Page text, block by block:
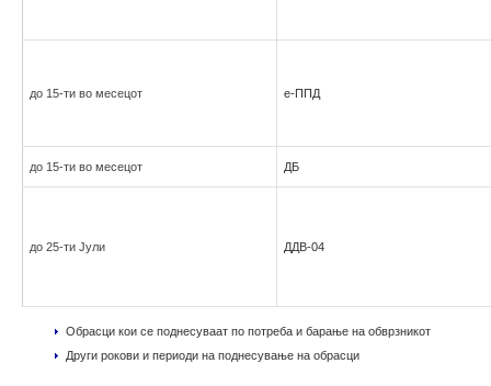
до 15-ти во месецот е-ППД
до 15-ти во месецот ДБ
до 25-ти Јули ДДВ-04
Обрасци кои се поднесуваат по потреба и барање на обврзникот
Други рокови и периоди на поднесување на обрасци